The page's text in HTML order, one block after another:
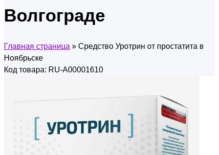
Волгограде
Главная страница » Средство Уротрин от простатита в
Ноябрьске
Код товара: RU-A00001610